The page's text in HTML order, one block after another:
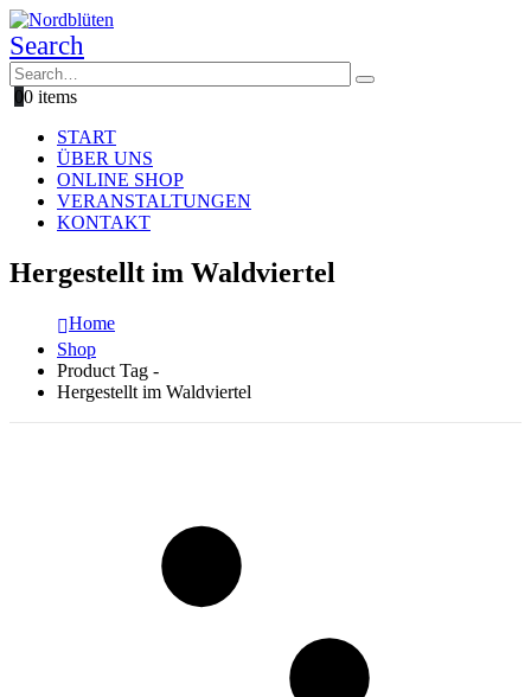
Search
00 items
START
ÜBER UNS
ONLINE SHOP
VERANSTALTUNGEN
KONTAKT
Hergestellt im Waldviertel
Home
Shop
Product Tag -
Hergestellt im Waldviertel